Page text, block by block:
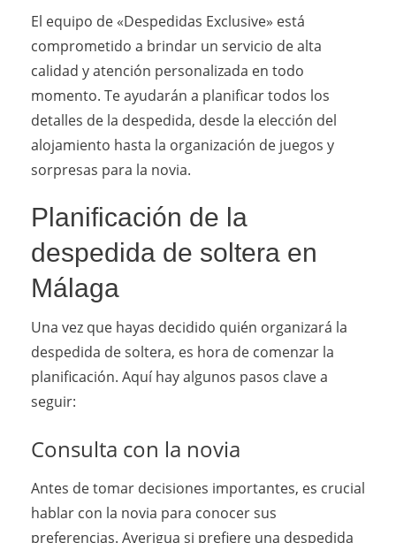
El equipo de «Despedidas Exclusive» está
comprometido a brindar un servicio de alta
calidad y atención personalizada en todo
momento. Te ayudarán a planificar todos los
detalles de la despedida, desde la elección del
alojamiento hasta la organización de juegos y
sorpresas para la novia.
Planificación de la
despedida de soltera en
Málaga
Una vez que hayas decidido quién organizará la
despedida de soltera, es hora de comenzar la
planificación. Aquí hay algunos pasos clave a
seguir:
Consulta con la novia
Antes de tomar decisiones importantes, es crucial
hablar con la novia para conocer sus
preferencias. Averigua si prefiere una despedida